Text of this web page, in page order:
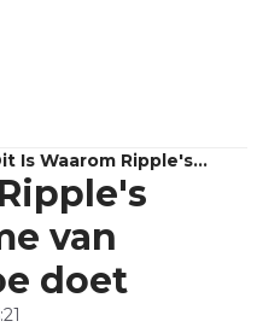
Is Waarom Ripple's
Mega-Overname Van
GTreasury Ertoe Doet
van
doet